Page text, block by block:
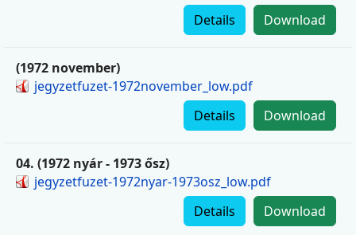
Download
Details
(1972 november)
jegyzetfuzet-1972november_low.pdf
Download
Details
04. (1972 nyár - 1973 ősz)
jegyzetfuzet-1972nyar-1973osz_low.pdf
Download
Details